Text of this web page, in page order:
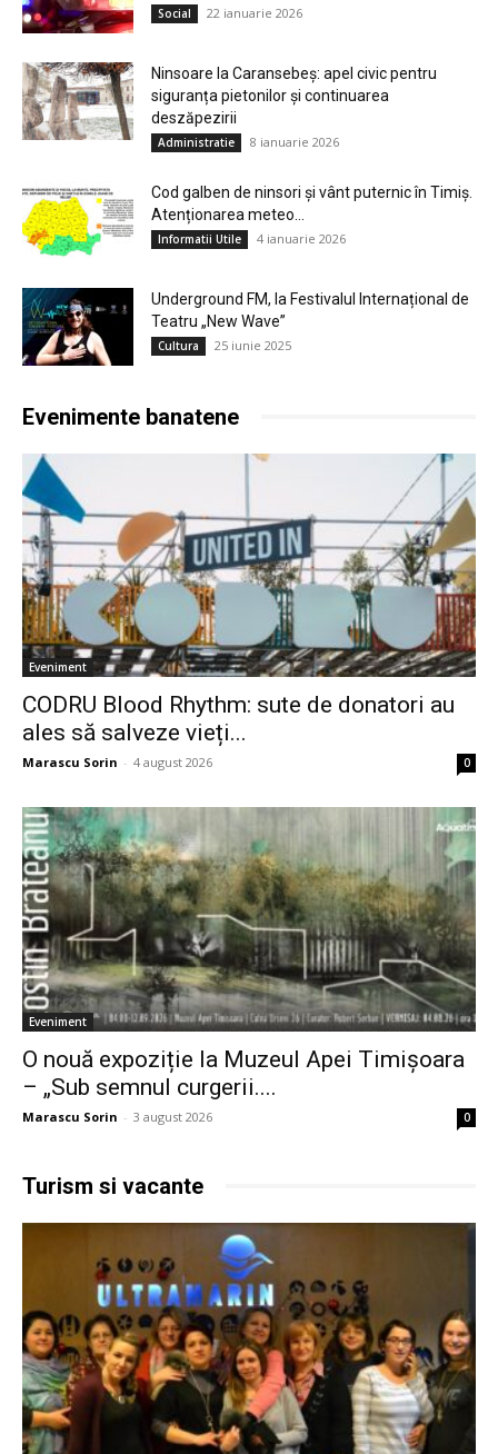
Social 22 ianuarie 2026
Ninsoare la Caransebeș: apel civic pentru
siguranța pietonilor și continuarea
deszăpezirii
Administratie 8 ianuarie 2026
Cod galben de ninsori și vânt puternic în Timiș.
Atenționarea meteo...
Informatii Utile 4 ianuarie 2026
Underground FM, la Festivalul Internațional de
Teatru „New Wave”
Cultura 25 iunie 2025
Evenimente banatene
Eveniment
CODRU Blood Rhythm: sute de donatori au
ales să salveze vieți...
Marascu Sorin - 4 august 2026 0
Eveniment
O nouă expoziție la Muzeul Apei Timișoara
– „Sub semnul curgerii....
Marascu Sorin - 3 august 2026 0
Turism si vacante